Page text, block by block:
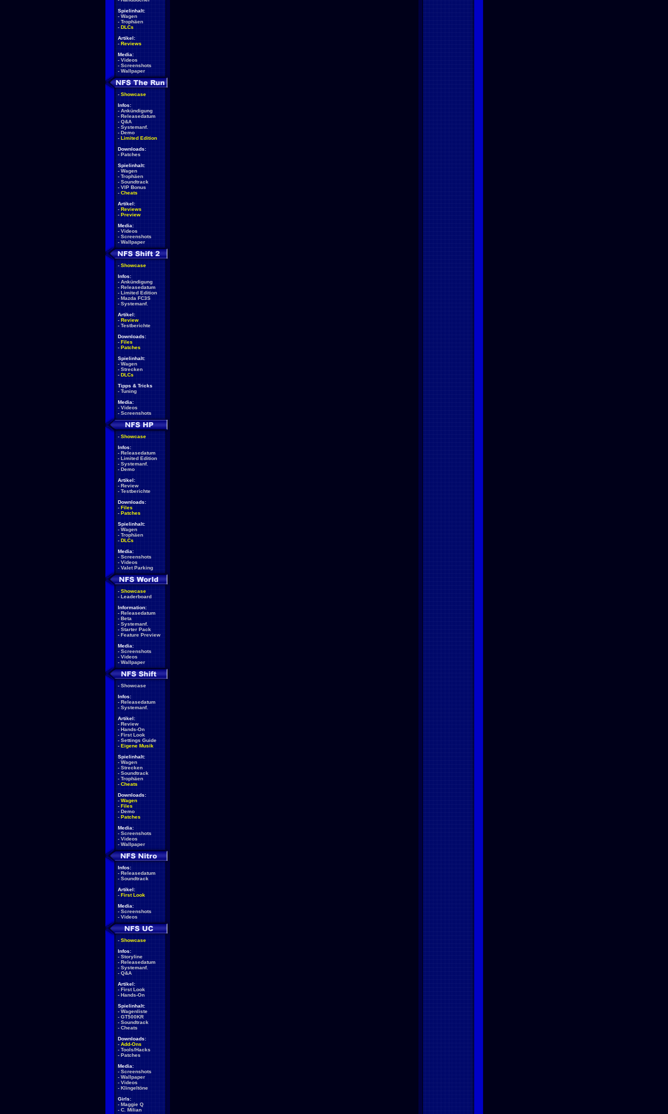
Spielinhalt:
- Wagen
- Trophäen
- DLCs
Artikel:
- Reviews
Media:
- Videos
- Screenshots
- Wallpaper
- Showcase
Infos:
- Ankündigung
- Releasedatum
- Q&A
- Systemanf.
- Demo
- Limited Edition
Downloads:
- Patches
Spielinhalt:
- Wagen
- Trophäen
- Soundtrack
- VIP Bonus
- Cheats
Artikel:
- Reviews
- Preview
Media:
- Videos
- Screenshots
- Wallpaper
- Showcase
Infos:
- Ankündigung
- Releasedatum
- Limited Edition
- Mazda FC3S
- Systemanf.
Artikel:
- Review
- Testberichte
Downloads:
- Files
- Patches
Spielinhalt:
- Wagen
- Strecken
- DLCs
Tipps & Tricks
- Tuning
Media:
- Videos
- Screenshots
- Showcase
Infos:
- Releasedatum
- Limited Edition
- Systemanf.
- Demo
Artikel:
- Review
- Testberichte
Downloads:
- Files
- Patches
Spielinhalt:
- Wagen
- Trophäen
- DLCs
Media:
- Screenshots
- Videos
- Valet Parking
- Showcase
- Leaderboard
Information:
- Releasedatum
- Beta
- Systemanf.
- Starter Pack
- Feature Preview
Media:
- Screenshots
- Videos
- Wallpaper
- Showcase
Infos:
- Releasedatum
- Systemanf.
Artikel:
- Review
- Hands-On
- First Look
- Settings Guide
- Eigene Musik
Spielinhalt:
- Wagen
- Strecken
- Soundtrack
- Trophäen
- Cheats
Downloads:
- Wagen
- Files
- Demo
- Patches
Media:
- Screenshots
- Videos
- Wallpaper
Infos:
- Releasedatum
- Soundtrack
Artikel:
- First Look
Media:
- Screenshots
- Videos
- Showcase
Infos:
- Storyline
- Releasedatum
- Systemanf.
- Q&A
Artikel:
- First Look
- Hands-On
Spielinhalt:
- Wagenliste
- GT500KR
- Soundtrack
- Cheats
Downloads:
- Add-Ons
- Tools/Hacks
- Patches
Media:
- Screenshots
- Wallpaper
- Videos
- Klingeltöne
Girls:
- Maggie Q
- C. Milian